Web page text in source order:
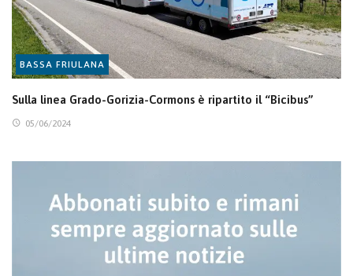
BASSA FRIULANA
Sulla linea Grado-Gorizia-Cormons è ripartito il “Bicibus”
05/06/2024